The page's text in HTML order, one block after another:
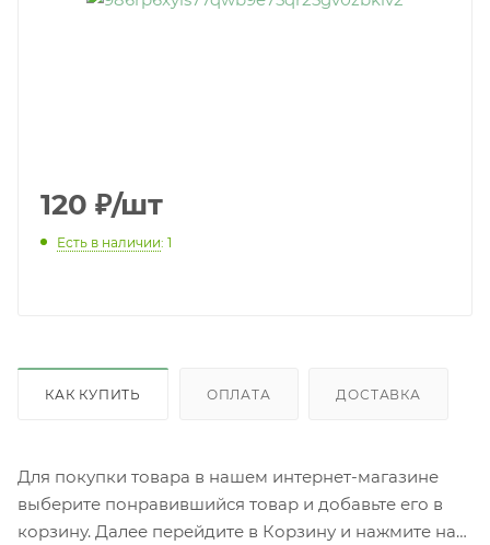
120 ₽/шт
Есть в наличии: 1
КАК КУПИТЬ ОПЛАТА ДОСТАВКА
Для покупки товара в нашем интернет-магазине
выберите понравившийся товар и добавьте его в
корзину. Далее перейдите в Корзину и нажмите на